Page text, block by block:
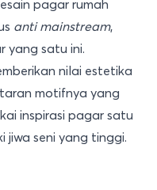
pagar rumah
anti mainstream,
yang satu ini.
nilai estetika
motifnya yang
inspirasi pagar satu
jiwa seni yang tinggi.